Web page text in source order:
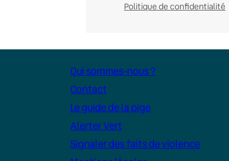
Politique de confidentialité
Qui sommes-nous ?
Contact
Le guide de la pige
Alerter Vert
Signaler des faits de violence